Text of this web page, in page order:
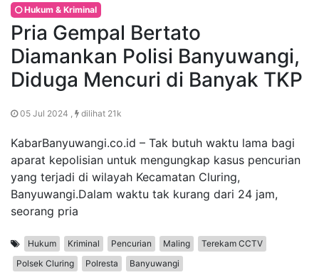
Hukum & Kriminal
Pria Gempal Bertato
Diamankan Polisi Banyuwangi,
Diduga Mencuri di Banyak TKP
05 Jul 2024 , dilihat 21k
KabarBanyuwangi.co.id – Tak butuh waktu lama bagi
aparat kepolisian untuk mengungkap kasus pencurian
yang terjadi di wilayah Kecamatan Cluring,
Banyuwangi.Dalam waktu tak kurang dari 24 jam,
seorang pria
Hukum Kriminal Pencurian Maling
Terekam CCTV
Polsek Cluring
Polresta Banyuwangi